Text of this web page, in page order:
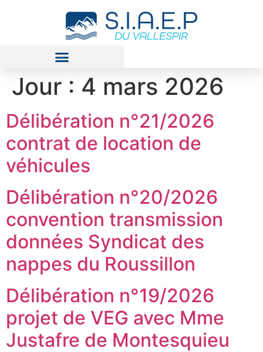
Jour : 4 mars 2026
Délibération n°21/2026
contrat de location de
véhicules
Délibération n°20/2026
convention transmission
données Syndicat des
nappes du Roussillon
Délibération n°19/2026
projet de VEG avec Mme
Justafre de Montesquieu